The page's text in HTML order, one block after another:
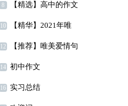
友圈问候语摘录66句
8 【精选】高中的作文
400字5篇
10 【精华】2021年唯
美的早安朋友圈问候语
集合45句
12 【推荐】唯美爱情句
子38句
14 初中作文
16 实习总结